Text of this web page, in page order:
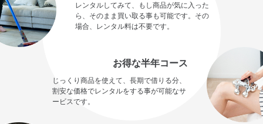
レンタルしてみて、もし商品が気に入った
ら、そのまま買い取る事も可能です。その
場合、レンタル料は不要です。
お得な半年コース
じっくり商品を使えて、長期で借りる分、
割安な価格でレンタルをする事が可能なサ
ービスです。